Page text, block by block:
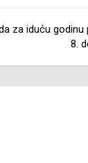
za iduću
8.